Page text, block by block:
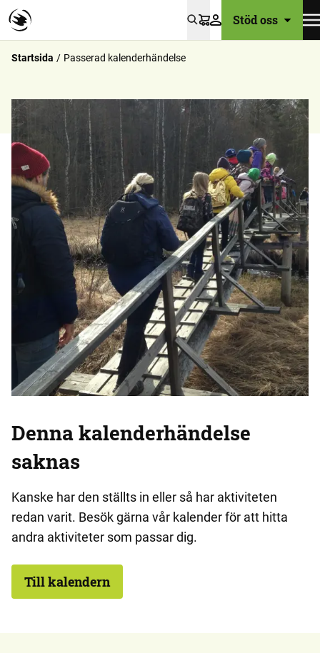
VarukorgStöd oss
Startsida Passerad kalenderhändelse
Denna kalenderhändelse
saknas
Kanske har den ställts in eller så har aktiviteten
redan varit. Besök gärna vår kalender för att hitta
andra aktiviteter som passar dig.
Till kalendern